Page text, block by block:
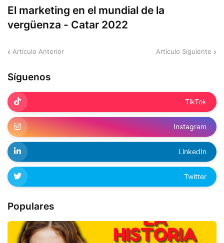
El marketing en el mundial de la
vergüenza - Catar 2022
Artículo Anterior Artículo Siguiente
Síguenos
TikTok
Instagram
LinkedIn
Twitter
Populares